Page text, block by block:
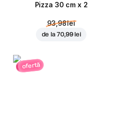
Pizza 30 cm x 2
93,98 lei
de la 70,99 lei
ofertă